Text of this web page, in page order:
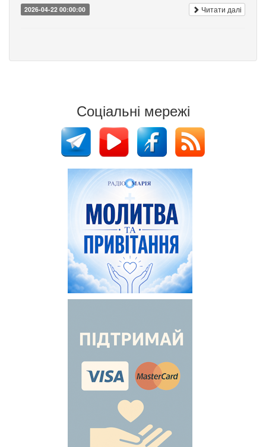
2026-04-22 00:00:00 Читати далі
Соціальні мережі